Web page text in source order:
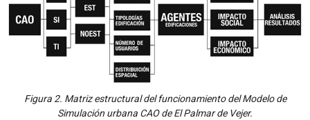
Figura 2. Matriz estructural del funcionamiento del Modelo de
Simulación urbana CAO de El Palmar de Vejer.